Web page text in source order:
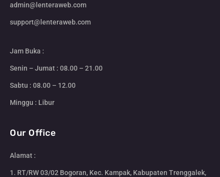
admin@lenteraweb.com
support@lenteraweb.com
Jam Buka :
Senin – Jumat : 08.00 – 21.00
Sabtu : 08.00 – 12.00
Minggu : Libur
Our Office
Alamat :
1. RT/RW 03/02 Bogoran, Kec. Kampak, Kabupaten Trenggalek,